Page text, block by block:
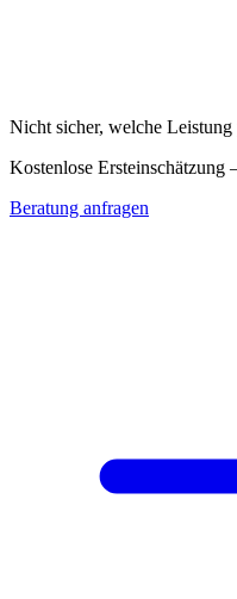
Nicht sicher, welche Leistung
Kostenlose
Beratung anfragen